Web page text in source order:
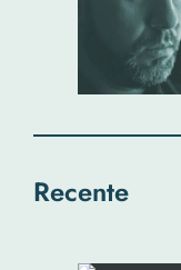
Recente